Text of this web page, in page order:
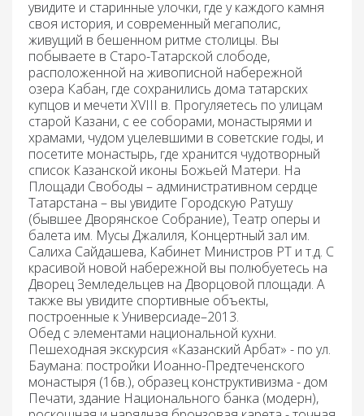
увидите и старинные улочки, где у каждого камня
своя история, и современный мегаполис,
живущий в бешенном ритме столицы. Вы
побываете в Старо-Татарской слободе,
расположенной на живописной набережной
озера Кабан, где сохранились дома татарских
купцов и мечети XVIII в. Прогуляетесь по улицам
старой Казани, с ее соборами, монастырями и
храмами, чудом уцелевшими в советские годы, и
посетите монастырь, где хранится чудотворный
список Казанской иконы Божьей Матери. На
Площади Свободы – административном сердце
Татарстана – вы увидите Городскую Ратушу
(бывшее Дворянское Собрание), Театр оперы и
балета им. Мусы Джалиля, Концертный зал им.
Салиха Сайдашева, Кабинет Министров РТ и т.д. С
красивой новой набережной вы полюбуетесь на
Дворец Земледельцев на Дворцовой площади. А
также вы увидите спортивные объекты,
построенные к Универсиаде–2013.
Обед с элементами национальной кухни.
Пешеходная экскурсия «Казанский Арбат» - по ул.
Баумана: постройки Иоанно-Предтеченского
монастыря (16в.), образец конструктивизма - дом
Печати, здание Национального банка (модерн),